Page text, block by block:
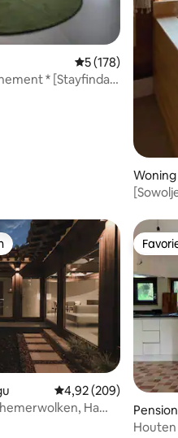
Gemiddelde
5 (178)
* [Stayfinda
Woning
een
Gemiddelde
4,92 (209)
Ha